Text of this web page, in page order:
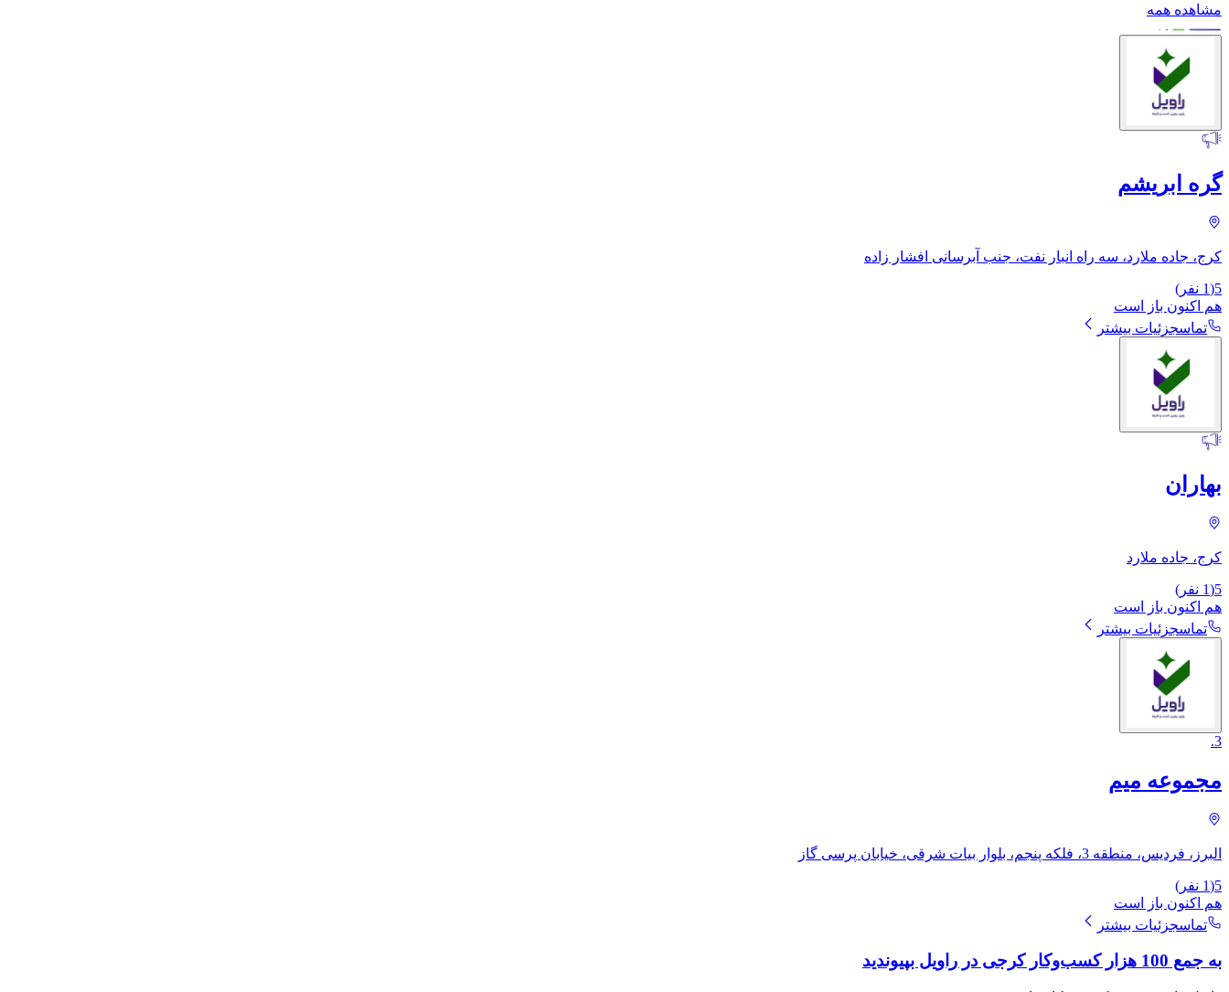
مشاهده همه
گره ابریشم
کرج، جاده ملارد، سه راه انبار نفت، جنب آبرسانی افشار زاده
5
(
1 نفر)
هم اکنون باز است
تماسجزئیات بیشتر
بهاران
کرج، جاده ملارد
5
(
1 نفر)
هم اکنون باز است
تماسجزئیات بیشتر
3
.
مجموعه میم
البرز، فردیس، منطقه 3، فلکه پنجم، بلوار بیات شرقی، خیابان پرسی گاز
5
(
1 نفر)
هم اکنون باز است
تماسجزئیات بیشتر
به جمع 100 هزار کسب‌وکار کرجی در راویل بپیوندید